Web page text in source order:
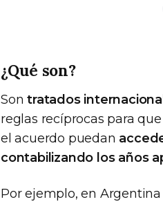
¿Qué son?
Sontratados
reglas recíprocas para
el acuerdo puedan
contabilizando los años
Por ejemplo, en